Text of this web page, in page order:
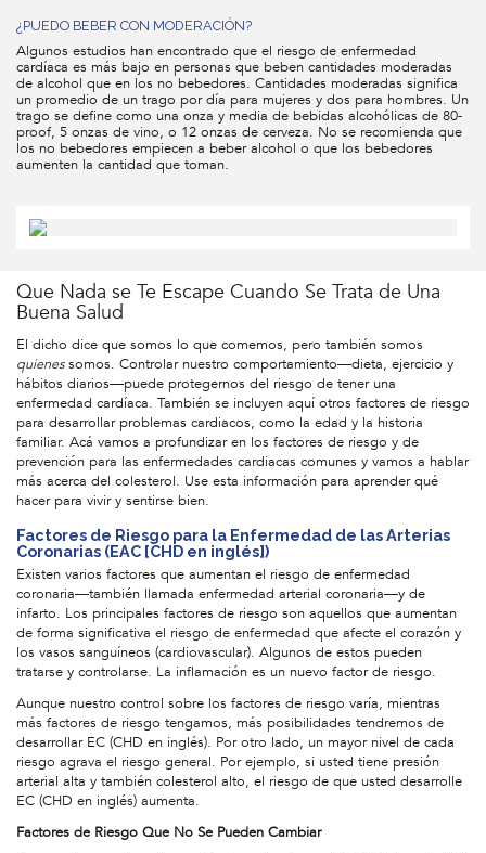
¿PUEDO BEBER CON MODERACIÓN?
Algunos estudios han encontrado que el riesgo de enfermedad
cardíaca es más bajo en personas que beben cantidades moderadas
de alcohol que en los no bebedores. Cantidades moderadas significa
un promedio de un trago por día para mujeres y dos para hombres. Un
trago se define como una onza y media de bebidas alcohólicas de 80-
proof, 5 onzas de vino, o 12 onzas de cerveza. No se recomienda que
los no bebedores empiecen a beber alcohol o que los bebedores
aumenten la cantidad que toman.
Que Nada se Te Escape Cuando Se Trata de Una
Buena Salud
El dicho dice que somos lo que comemos, pero también somos
quienessomos. Controlar nuestro comportamiento—dieta, ejercicio y
hábitos diarios—puede protegernos del riesgo de tener una
enfermedad cardíaca. También se incluyen aquí otros factores de riesgo
para desarrollar problemas cardiacos, como la edad y la historia
familiar. Acá vamos a profundizar en los factores de riesgo y de
prevención para las enfermedades cardiacas comunes y vamos a hablar
más acerca del colesterol. Use esta información para aprender qué
hacer para vivir y sentirse bien.
Factores de Riesgo para la Enfermedad de las Arterias
Coronarias (EAC [CHD en inglés])
Existen varios factores que aumentan el riesgo de enfermedad
coronaria—también llamada enfermedad arterial coronaria—y de
infarto. Los principales factores de riesgo son aquellos que aumentan
de forma significativa el riesgo de enfermedad que afecte el corazón y
los vasos sanguíneos (cardiovascular). Algunos de estos pueden
tratarse y controlarse. La inflamación es un nuevo factor de riesgo.
Aunque nuestro control sobre los factores de riesgo varía, mientras
más factores de riesgo tengamos, más posibilidades tendremos de
desarrollar EC (CHD en inglés). Por otro lado, un mayor nivel de cada
riesgo agrava el riesgo general. Por ejemplo, si usted tiene presión
arterial alta y también colesterol alto, el riesgo de que usted desarrolle
EC (CHD en inglés) aumenta.
Factores de Riesgo Que No Se Pueden Cambiar